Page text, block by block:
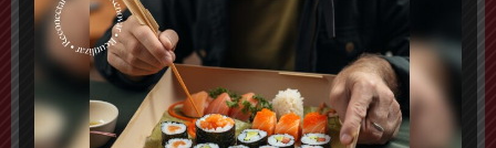
Delincuentes realizan violento turbazo en Puente
Alto y disparan al aire tras alerta de vecinos
Comuna
Tensión: delegado Codina acusa a alcalde Toledo
de hacerle una «encerrona», editar video y querer
ser «influencer»